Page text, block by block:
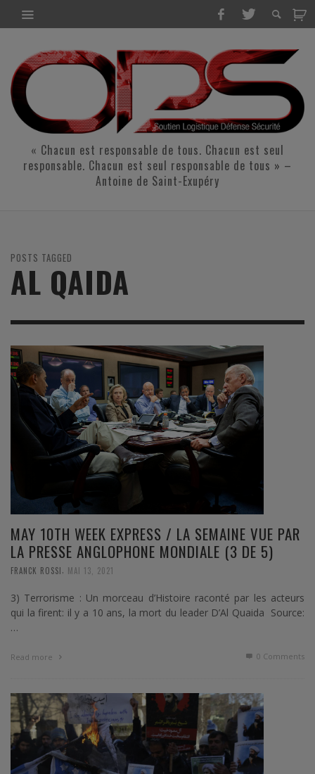
« Chacun est responsable de tous. Chacun est seul
responsable. Chacun est seul responsable de tous » –
Antoine de Saint-Exupéry
POSTS TAGGED
AL QAIDA
MAY 10TH WEEK EXPRESS / LA SEMAINE VUE PAR
LA PRESSE ANGLOPHONE MONDIALE (3 DE 5)
FRANCK ROSSI MAI 13, 2021
3) Terrorisme : Un morceau d’Histoire raconté par les acteurs
qui la firent: il y a 10 ans, la mort du leader D’Al Quaida Source:
…
Read more 0 Comments